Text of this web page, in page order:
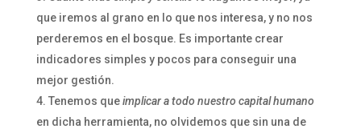
que iremos al grano en lo que nos interesa, y no nos
perderemos en el bosque. Es importante crear
indicadores simples y pocos para conseguir una
mejor gestión.
Tenemos queimplicar a todo nuestro capital humano
en dicha herramienta, no olvidemos que sin una de